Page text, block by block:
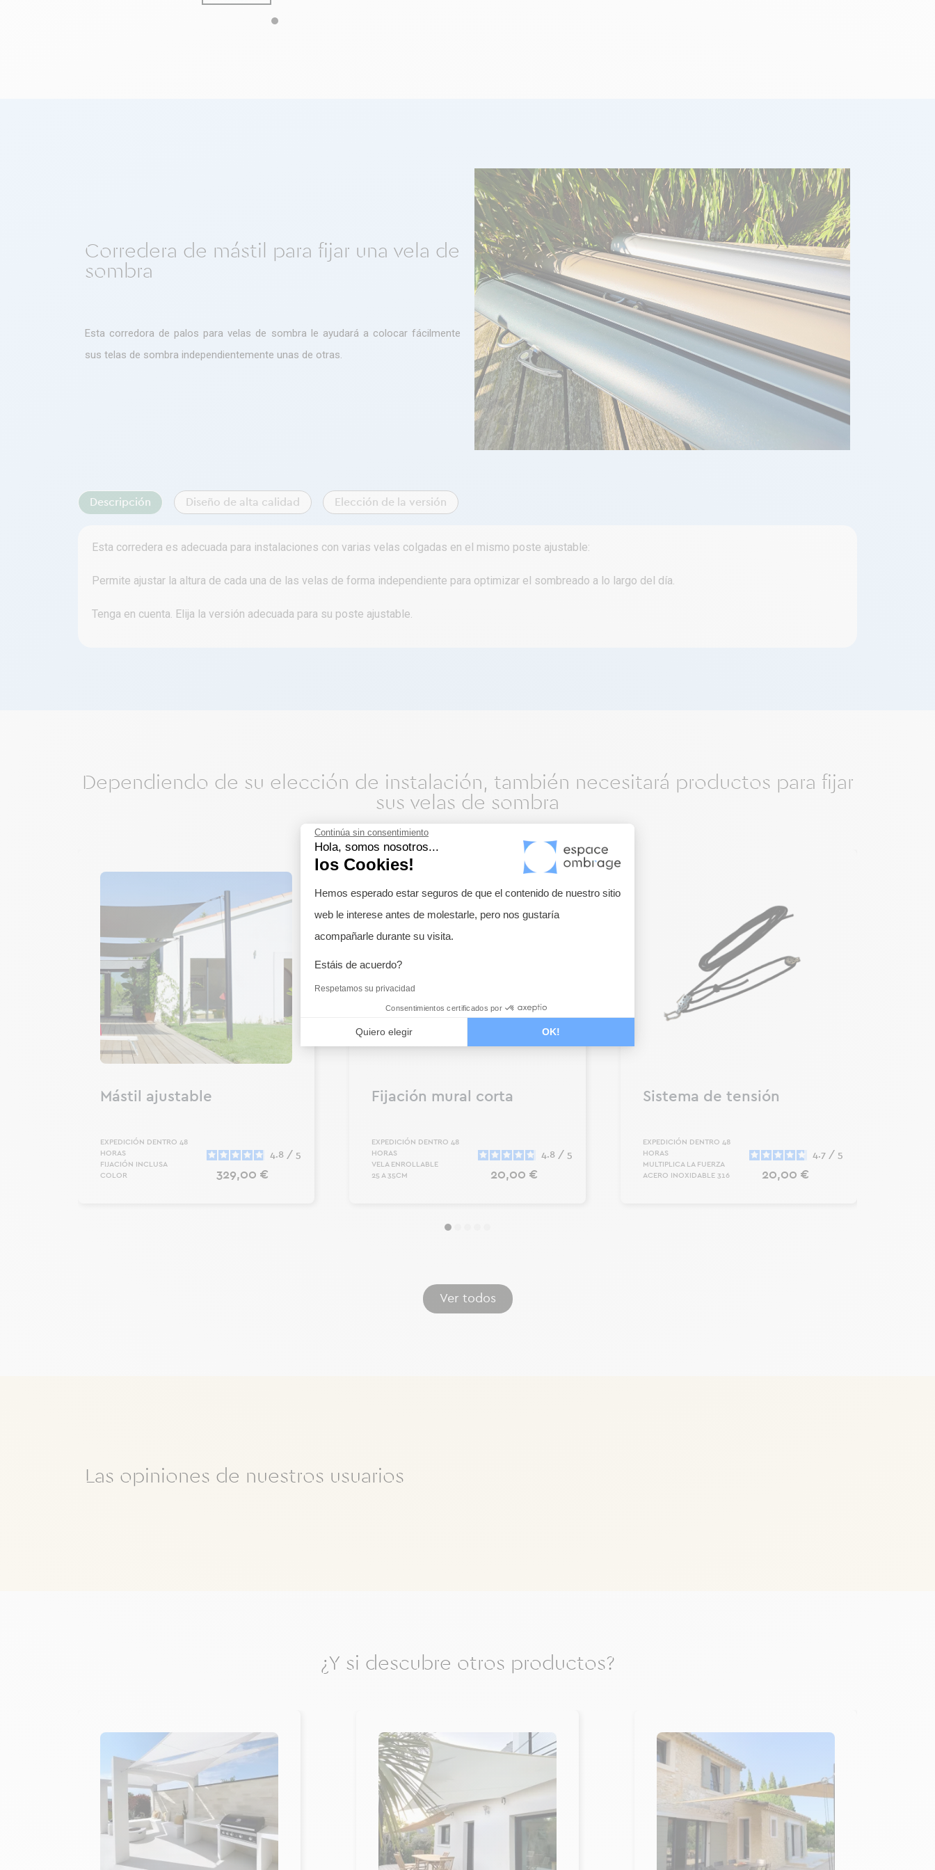
Continúa sin consentimiento
Hola, somos nosotros...
los Cookies!
Plataforma de Gestión de Consentimiento: Personaliza tus Opciones
Hemos esperado estar seguros de que el contenido de nuestro sitio
web le interese antes de molestarle, pero nos gustaría
acompañarle durante su visita.
Estáis de acuerdo?
Respetamos su privacidad
Consentimientos certificados por
Quiero elegir OK!
Axeptio consent
Corredera de mástil para fijar una vela de
sombra
Esta corredora de palos para velas de sombra le ayudará a colocar fácilmente
sus telas de sombra independientemente unas de otras.
Descripción Diseño de alta calidad Elección de la versión
Esta corredera es adecuada para instalaciones con varias velas colgadas en el mismo poste ajustable:
Permite ajustar la altura de cada una de las velas de forma independiente para optimizar el sombreado a lo largo del día.
Tenga en cuenta. Elija la versión adecuada para su poste ajustable.
Dependiendo de su elección de instalación, también necesitará productos para fijar
sus velas de sombra
Mástil ajustable
EXPEDICIÓN DENTRO 48
HORAS
FIJACIÓN INCLUSA
COLOR
4.8 / 5
Precio
329,00 €
Fijación mural corta
EXPEDICIÓN DENTRO 48
HORAS
VELA ENROLLABLE
25 A 35CM
4.8 / 5
Precio
20,00 €
Sistema de tensión
EXPEDICIÓN DENTRO 48
HORAS
MULTIPLICA LA FUERZA
ACERO INOXIDABLE 316
4.7 / 5
Precio
20,00 €
Ver todos
Las opiniones de nuestros usuarios
¿Y si descubre otros productos?